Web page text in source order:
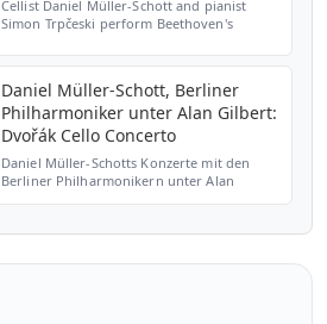
Cellist Daniel Müller-Schott and pianist
Simon Trpčeski perform Beethoven's
Daniel Müller-Schott, Berliner
Philharmoniker unter Alan Gilbert:
Dvořák Cello Concerto
Daniel Müller-Schotts Konzerte mit den
Berliner Philharmonikern unter Alan